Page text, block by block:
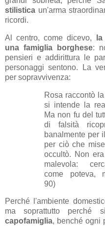
stilistica un'arma
ricordi.
Al centro, come dicevo,
una famiglia borghese:
pensieri e addirittura le
personaggi sentono. La
per sopravvivenza:
Rosa raccontò
si intende la
Ma non fu del
di falsità
banalmente per
per ciò che
occultò. Non
malevola:
come poteva,
90)
Perché l'ambiente
ma soprattutto perché
capofamiglia, benché ogni